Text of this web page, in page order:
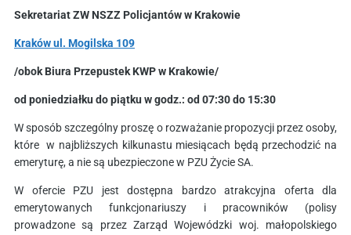
Sekretariat ZW NSZZ Policjantów w Krakowie
Kraków ul. Mogilska 109
/obok Biura Przepustek KWP w Krakowie/
od poniedziałku do piątku w godz.: od 07:30 do 15:30
W sposób szczególny proszę o rozważanie propozycji przez osoby,
które w najbliższych kilkunastu miesiącach będą przechodzić na
emeryturę, a nie są ubezpieczone w PZU Życie SA.
W ofercie PZU jest dostępna bardzo atrakcyjna oferta dla
emerytowanych funkcjonariuszy i pracowników (polisy
prowadzone są przez Zarząd Wojewódzki woj. małopolskiego